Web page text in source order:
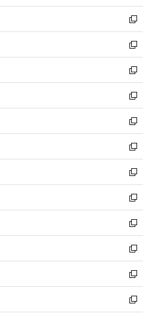
開
く
ウ
で
開
く
ン
ド
ウ
で
開
く
新
し
い
ウ
ィ
ン
ド
ウ
で
開
く
新
し
い
ウ
ィ
ン
ド
ウ
で
開
く
新
し
い
ウ
ィ
ン
ド
ウ
で
開
く
新
し
い
ウ
ィ
ン
ド
ウ
で
開
く
新
し
い
ウ
ィ
ン
ド
ウ
で
開
く
新
し
い
ウ
ィ
ン
ド
ウ
で
開
く
新
し
い
ウ
ィ
ン
ド
ウ
で
開
く
新
し
い
ウ
ィ
ン
ド
ウ
で
開
新
し
い
ウ
ィ
ン
ド
ウ
新
し
い
ウ
ィ
ン
新
し
い
ウ
新
し